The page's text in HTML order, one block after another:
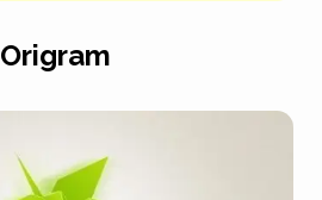
Origram